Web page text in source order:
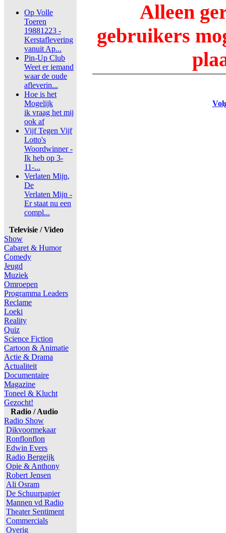
Op Volle
Toeren
19881223 -
Kerstaflevering
vanuit Ap...
Pin-Up Club
Weet er iemand
waar de oude
afleverin...
Hoe is het
Mogelijk
ik vraag het mij
ook af
Vijf Tegen Vijf
Lotto's
Woordwinner -
Ik heb op 3-
11-...
Verlaten Mijn,
De
Verlaten Mijn -
Er staat nu een
compl...
Televisie / Video
Show
Cabaret & Humor
Comedy
Jeugd
Muziek
Omroepen
Programma Leaders
Reclame
Loeki
Reality
Quiz
Science Fiction
Cartoon & Animatie
Actie & Drama
Actualiteit
Documentaire
Magazine
Toneel & Klucht
Gezocht!
Radio / Audio
Radio Show
Dikvoormekaar
Ronflonflon
Edwin Evers
Radio Bergeijk
Opie & Anthony
Robert Jensen
Ali Osram
De Schuurpapier
Mannen vd Radio
Theater Sentiment
Commercials
Overig
Alleen
gebruikers